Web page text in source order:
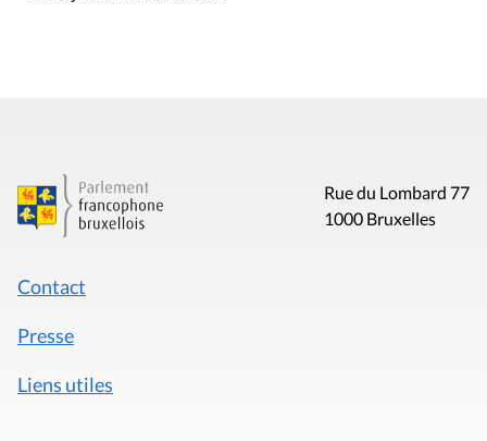
Rue du Lombard 77
1000 Bruxelles
Contact
Presse
Liens utiles